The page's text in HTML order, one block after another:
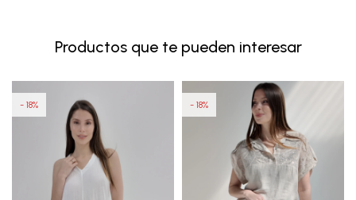
Productos que te pueden interesar
18 18